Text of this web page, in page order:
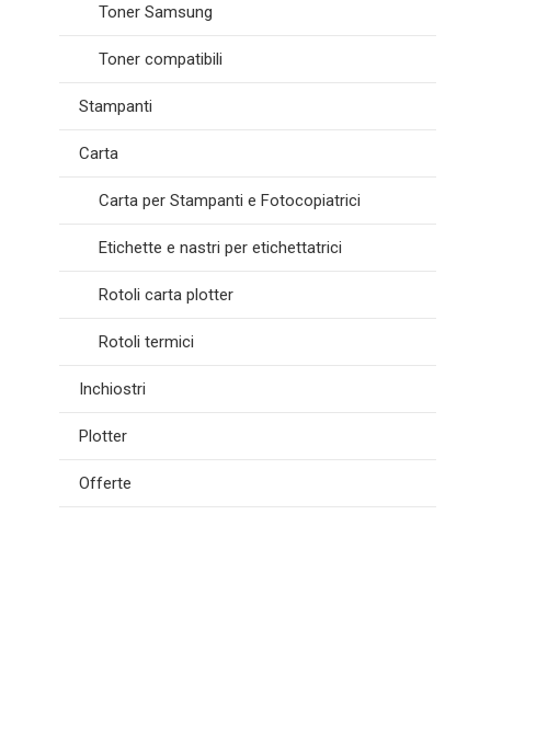
Toner Samsung
Toner compatibili
Stampanti
Carta
Carta per Stampanti e Fotocopiatrici
Etichette e nastri per etichettatrici
Rotoli carta plotter
Rotoli termici
Inchiostri
Plotter
Offerte